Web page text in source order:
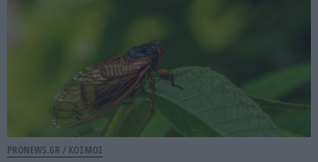
PRONEWS.GR / ΚΟΣΜΟΣ